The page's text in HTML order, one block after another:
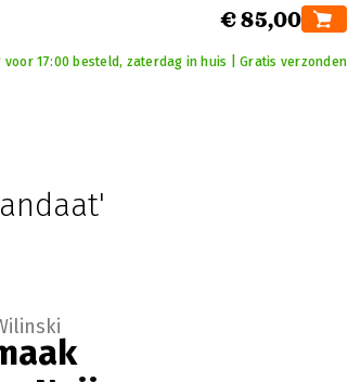
€ 85,00
voor 17:00 besteld, zaterdag in huis | Gratis verzonden